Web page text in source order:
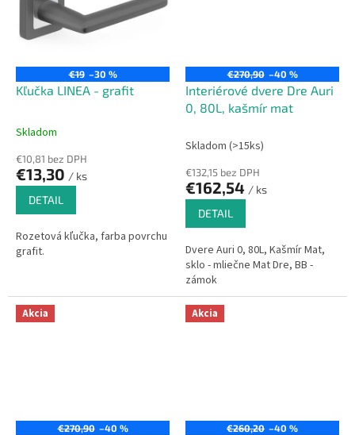
€19 –30 %
Kľučka LINEA - grafit
Priemerné
produktu
je
hviezdičiek.
Skladom
€10,81 bez DPH
€13,30 / ks
DETAIL
Rozetová kľučka, farba povrchu
grafit.
€270,90 –40 %
Interiérové dvere Dre Auri
0, 80L, kašmír mat
Skladom (>15ks)
€132,15 bez DPH
€162,54 / ks
DETAIL
Dvere Auri 0, 80L, Kašmír Mat,
sklo - mliečne Mat Dre, BB -
zámok
Akcia
€270,90 –40 %
Akcia
€260,20 –40 %